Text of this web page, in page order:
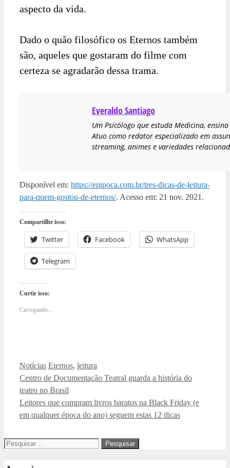
aspecto da vida.
Dado o quão filosófico os Eternos também
são, aqueles que gostaram do filme com
certeza se agradarão dessa trama.
Everaldo Santiago
Um Psicólogo que estuda Medicina,
Atuo como redator especializado em
streaming, animes e variedades
Disponível em: https://epipoca.com.br/tres-dicas-de-leitura-
para-quem-gostou-de-eternos/. Acesso em: 21 nov. 2021.
Compartilhe isso:
Twitter Facebook WhatsApp
Telegram
Curtir isso:
Carregando...
Categorias
Notícias Tags
Eternos, leitura
Centro de Documentação Teatral guarda a história do
teatro no Brasil
Leitores que compram livros baratos na Black Friday (e
em qualquer época do ano) seguem estas 12 dicas
Pesquisar